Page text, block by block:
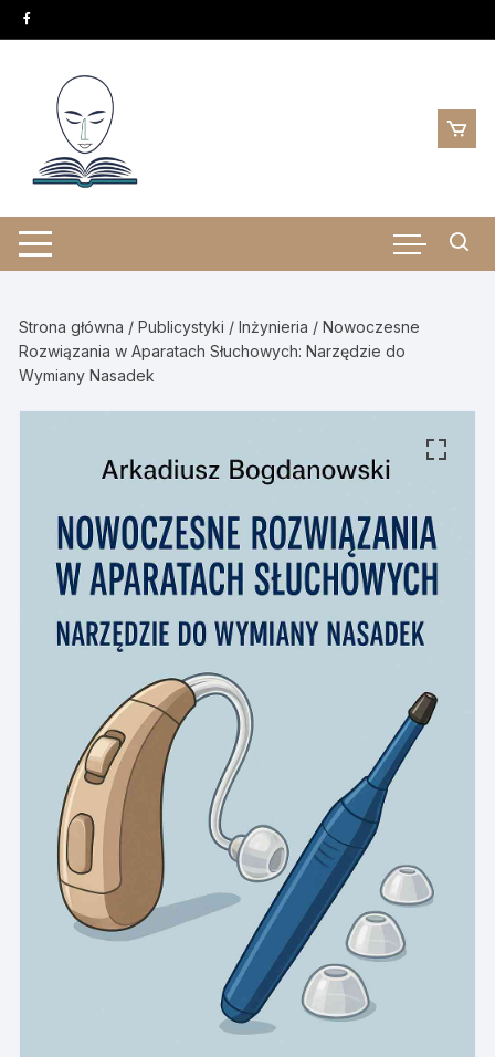
Skip
to
Strona główna /Publicystyki /Inżynieria / Nowoczesne
Rozwiązania w Aparatach Słuchowych: Narzędzie do
Wymiany Nasadek